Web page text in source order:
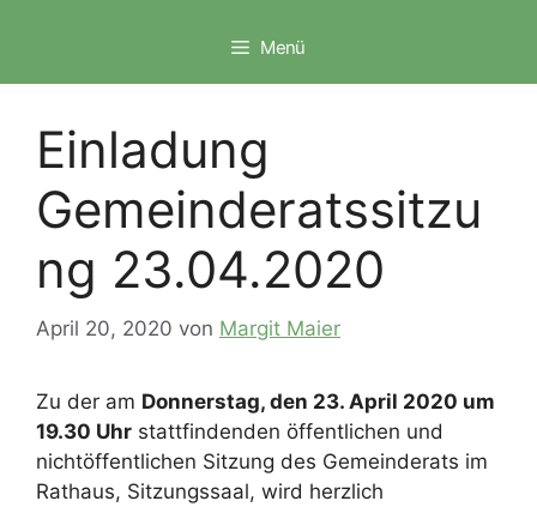
Menü
Einladung
Gemeinderatssitzu
ng 23.04.2020
April 20, 2020 von Margit Maier
Zu der am Donnerstag, den 23. April 2020 um
19.30 Uhr stattfindenden öffentlichen und
nichtöffentlichen Sitzung des Gemeinderats im
Rathaus, Sitzungssaal, wird herzlich